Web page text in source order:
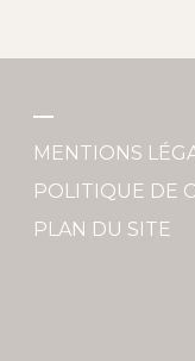
MENTIONS
POLITIQUE DE
PLAN DU SITE